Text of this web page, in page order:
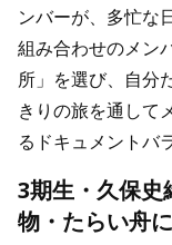
ンバーが、多忙な
組み合わせのメン
所」を選び、自分
きりの旅を通して
るドキュメントバ
3期生・久保史
物・たらい舟